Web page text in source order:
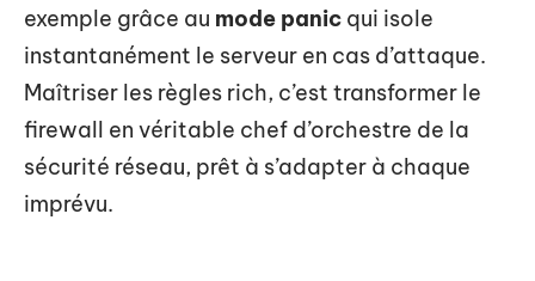
exemple grâce au mode panic qui isole
instantanément le serveur en cas d’attaque.
Maîtriser les règles rich, c’est transformer le
firewall en véritable chef d’orchestre de la
sécurité réseau, prêt à s’adapter à chaque
imprévu.